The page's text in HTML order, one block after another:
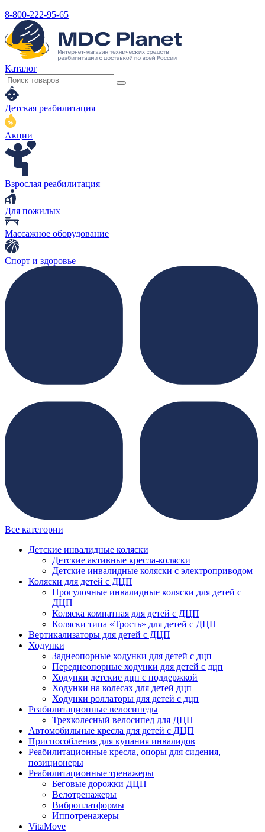
8-800-222-95-65
Каталог
Детская реабилитация
Акции
Взрослая реабилитация
Для пожилых
Массажное оборудование
Спорт и здоровье
Все категории
Детские инвалидные коляски
Детские активные кресла-коляски
Детские инвалидные коляски с электроприводом
Коляски для детей с ДЦП
Прогулочные инвалидные коляски для детей с
ДЦП
Коляска комнатная для детей с ДЦП
Коляски типа «Трость» для детей с ДЦП
Вертикализаторы для детей с ДЦП
Ходунки
Заднеопорные ходунки для детей с дцп
Переднеопорные ходунки для детей с дцп
Ходунки детские дцп с поддержкой
Ходунки на колесах для детей дцп
Ходунки роллаторы для детей с дцп
Реабилитационные велосипеды
Трехколесный велосипед для ДЦП
Автомобильные кресла для детей с ДЦП
Приспособления для купания инвалидов
Реабилитационные кресла, опоры для сидения,
позиционеры
Реабилитационные тренажеры
Беговые дорожки ДЦП
Велотренажеры
Виброплатформы
Иппотренажеры
VitaMove